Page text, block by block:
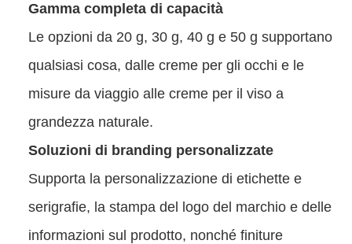
Gamma completa di capacità
Le opzioni da 20 g, 30 g, 40 g e 50 g supportano
qualsiasi cosa, dalle creme per gli occhi e le
misure da viaggio alle creme per il viso a
grandezza naturale.
Soluzioni di branding personalizzate
Supporta la personalizzazione di etichette e
serigrafie, la stampa del logo del marchio e delle
informazioni sul prodotto, nonché finiture